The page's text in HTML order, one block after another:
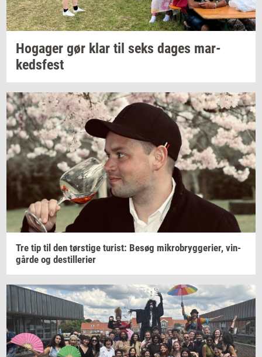
Ho­ga­ger gør klar til seks dages mar­
keds­fest
Tre tip til den tørsti­ge turist: Besøg mi­kro­bryg­ge­ri­er, vin­
går­de og destil­le­ri­er